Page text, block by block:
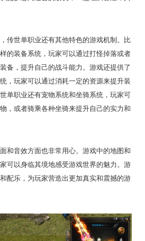
传世单职业还有其他特色的游戏机制。比
的装备系统，玩家可以通过打怪掉落或者
备，提升自己的战斗能力。游戏还提供了
，玩家可以通过消耗一定的资源来提升装
单职业还有宠物系统和坐骑系统，玩家可
，或者骑乘各种坐骑来提升自己的实力和
和音效方面也非常用心。游戏中的地图和
可以身临其境地感受游戏世界的魅力。游
配乐，为玩家营造出更加真实和震撼的游